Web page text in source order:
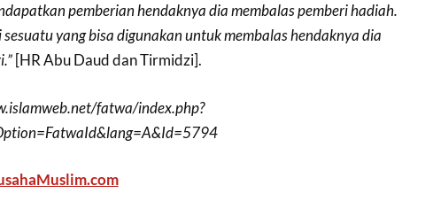
pemberian hendaknya dia membalas pemberi hadiah.
yang bisa digunakan untuk membalas hendaknya dia
[HR Abu Daud dan Tirmidzi].
fatwa/index.php?